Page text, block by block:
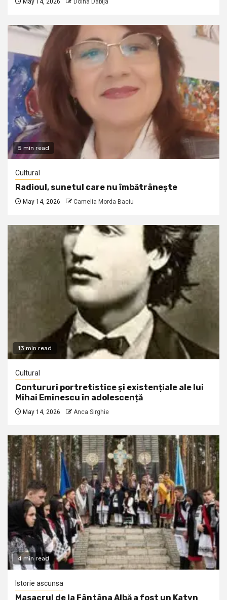
May 14, 2026 Doina Dabija
5 min read
Cultural
Radioul, sunetul care nu îmbătrânește
May 14, 2026 Camelia Morda Baciu
13 min read
Cultural
Contururi portretistice și existențiale ale lui
Mihai Eminescu în adolescență
May 14, 2026 Anca Sirghie
4 min read
Istorie ascunsa
Masacrul de la Fântâna Albă a fost un Katyn